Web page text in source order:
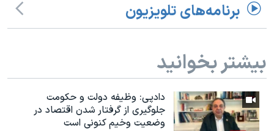
برنامه‌های تلویزیون
بیشتر بخوانید
دادپی: وظیفه دولت و حکومت
جلوگیری از گرفتار شدن اقتصاد در
وضعیت وخیم کنونی است